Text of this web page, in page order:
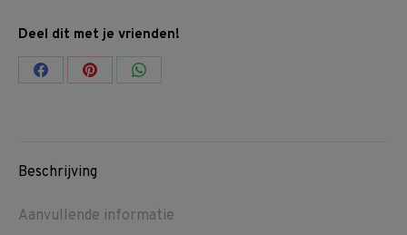
Deel dit met je vrienden!
Share Share Share
Beschrijving
Aanvullende informatie